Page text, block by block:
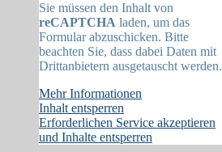
Sie müssen den Inhalt von
reCAPTCHA laden, um das
Formular abzuschicken. Bitte
beachten Sie, dass dabei Daten mit
Drittanbietern ausgetauscht werden.
Mehr Informationen
Inhalt entsperren
Erforderlichen Service akzeptieren
und Inhalte entsperren